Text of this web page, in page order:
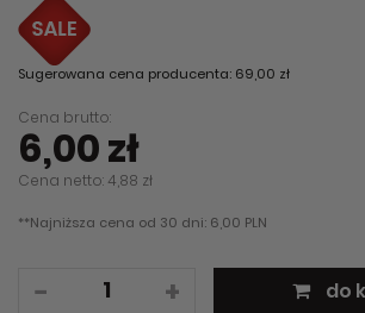
Sugerowana cena producenta: 69,00 zł
Cena brutto:
6,00 zł
Cena netto: 4,88 zł
**Najniższa cena od 30 dni: 6,00 PLN
do